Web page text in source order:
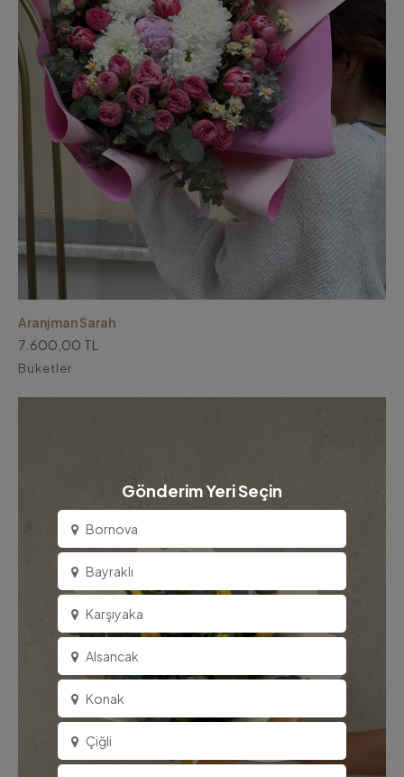
Gönderim Yeri Seçin
Bornova
Bayraklı
Karşıyaka
Alsancak
Konak
Çiğli
Aranjman Sarah
7.600,00 TL
Buketler